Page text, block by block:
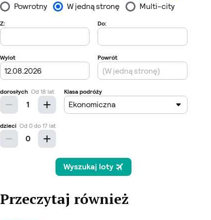
Przeczytaj również